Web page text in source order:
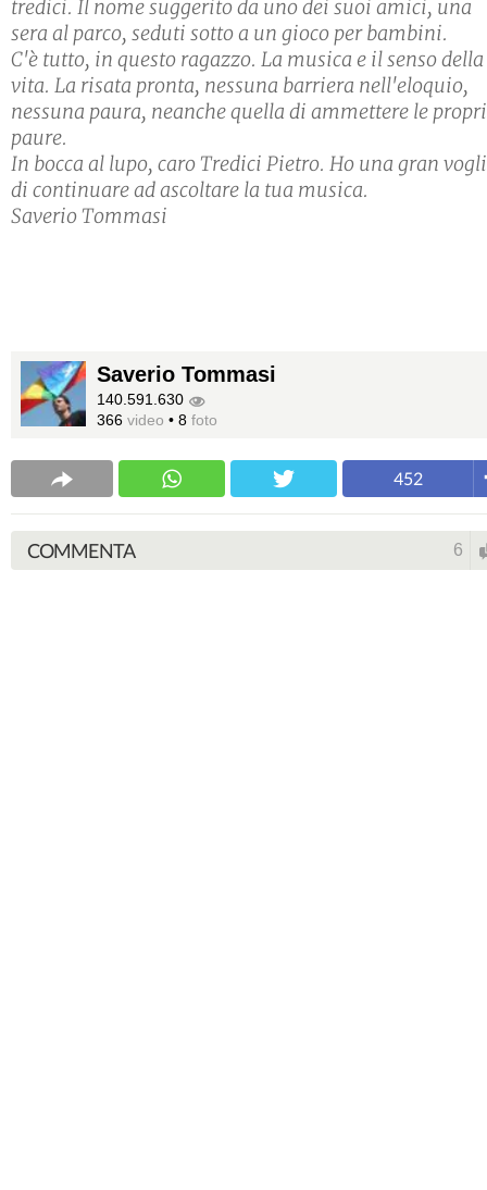
tredici. Il nome suggerito da uno dei suoi amici, una
sera al parco, seduti sotto a un gioco per bambini.
C'è tutto, in questo ragazzo. La musica e il senso della
vita. La risata pronta, nessuna barriera nell'eloquio,
nessuna paura, neanche quella di ammettere le
paure.
In bocca al lupo, caro Tredici Pietro. Ho una gran
di continuare ad ascoltare la tua musica.
Saverio Tommasi
Saverio Tommasi
140.591.630
366 video • 8 foto
452
COMMENTA 6